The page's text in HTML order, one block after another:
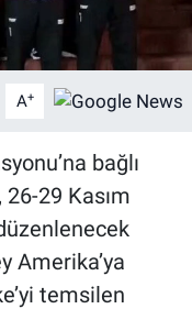
A+
bağlı
26-29 Kasım
Amerika’ya
temsilen